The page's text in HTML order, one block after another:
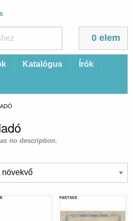
0 elem
Katalógus Írók
no description.
PARTNER